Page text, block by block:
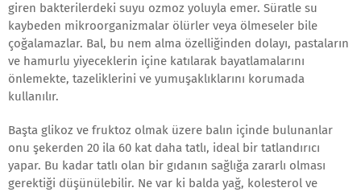
giren bakterilerdeki suyu ozmoz yoluyla emer. Süratle su
kaybeden mikroorganizmalar ölürler veya ölmeseler bile
çoğalamazlar. Bal, bu nem alma özelliğinden dolayı, pastaların
ve hamurlu yiyeceklerin içine katılarak bayatlamalarını
önlemekte, tazeliklerini ve yumuşaklıklarını korumada
kullanılır.
Başta glikoz ve fruktoz olmak üzere balın içinde bulunanlar
onu şekerden 20 ila 60 kat daha tatlı, ideal bir tatlandırıcı
yapar. Bu kadar tatlı olan bir gıdanın sağlığa zararlı olması
gerektiği düşünülebilir. Ne var ki balda yağ, kolesterol ve